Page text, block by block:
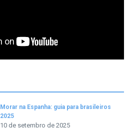
Morar na Espanha: guia para brasileiros
2025
10 de setembro de 2025